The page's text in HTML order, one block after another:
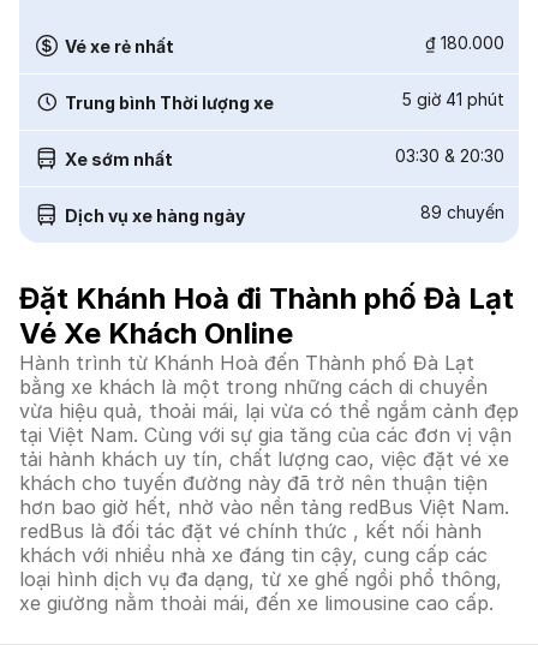
Vé xe rẻ nhất ₫ 180.000
Trung bình Thời lượng xe 5 giờ 41 phút
Xe sớm nhất 03:30 & 20:30
Dịch vụ xe hàng ngày 89 chuyến
Đặt Khánh Hoà đi Thành phố Đà Lạt
Vé Xe Khách Online
Hành trình từ Khánh Hoà đến Thành phố Đà Lạt
bằng xe khách là một trong những cách di chuyển
vừa hiệu quả, thoải mái, lại vừa có thể ngắm cảnh đẹp
tại Việt Nam. Cùng với sự gia tăng của các đơn vị vận
tải hành khách uy tín, chất lượng cao, việc đặt vé xe
khách cho tuyến đường này đã trở nên thuận tiện
hơn bao giờ hết, nhờ vào nền tảng redBus Việt Nam.
redBus là đối tác đặt vé chính thức , kết nối hành
khách với nhiều nhà xe đáng tin cậy, cung cấp các
loại hình dịch vụ đa dạng, từ xe ghế ngồi phổ thông,
xe giường nằm thoải mái, đến xe limousine cao cấp.